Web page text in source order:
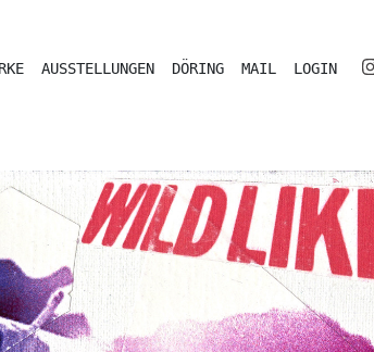
AUSSTELLUNGEN DÖRING MAIL LOGIN